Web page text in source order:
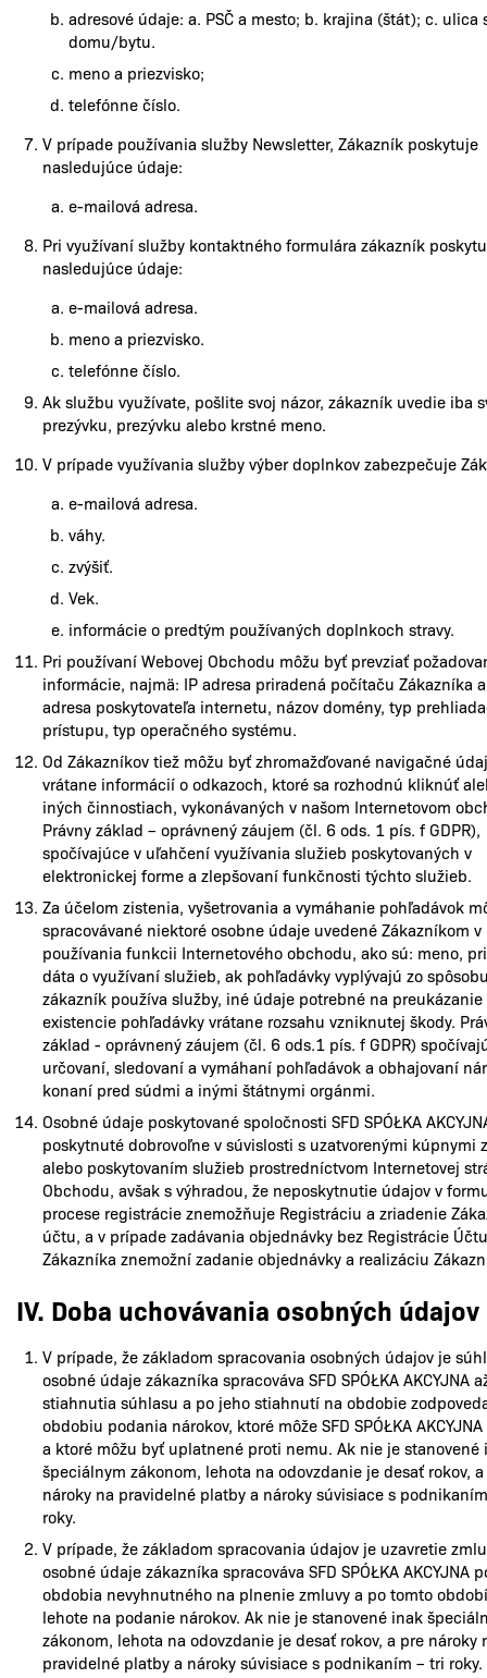
adresové údaje: a. PSČ a mesto; b. krajina (štát); c. ulica
domu/bytu.
meno a priezvisko;
telefónne číslo.
V prípade používania služby Newsletter, Zákazník poskytuje
nasledujúce údaje:
e-mailová adresa.
Pri využívaní služby kontaktného formulára zákazník
nasledujúce údaje:
e-mailová adresa.
meno a priezvisko.
telefónne číslo.
Ak službu využívate, pošlite svoj názor, zákazník uvedie iba
prezývku, prezývku alebo krstné meno.
V prípade využívania služby výber doplnkov zabezpečuje
e-mailová adresa.
váhy.
zvýšiť.
Vek.
informácie o predtým používaných doplnkoch stravy.
Pri používaní Webovej Obchodu môžu byť prevziať
informácie, najmä: IP adresa priradená počítaču Zákazníka
adresa poskytovateľa internetu, názov domény, typ
prístupu, typ operačného systému.
Od Zákazníkov tiež môžu byť zhromažďované navigačné
vrátane informácií o odkazoch, ktoré sa rozhodnú kliknúť
iných činnostiach, vykonávaných v našom Internetovom
Právny základ – oprávnený záujem (čl. 6 ods. 1 pís. f GDPR),
spočívajúce v uľahčení využívania služieb poskytovaných v
elektronickej forme a zlepšovaní funkčnosti týchto služieb.
Za účelom zistenia, vyšetrovania a vymáhanie pohľadávok
spracovávané niektoré osobne údaje uvedené Zákazníkom
používania funkcii Internetového obchodu, ako sú: meno,
dáta o využívaní služieb, ak pohľadávky vyplývajú zo
zákazník používa služby, iné údaje potrebné na preukázanie
existencie pohľadávky vrátane rozsahu vzniknutej škody.
základ - oprávnený záujem (čl. 6 ods.1 pís. f GDPR)
určovaní, sledovaní a vymáhaní pohľadávok a obhajovaní
konaní pred súdmi a inými štátnymi orgánmi.
Osobné údaje poskytované spoločnosti SFD SPÓŁKA
poskytnuté dobrovoľne v súvislosti s uzatvorenými kúpnymi
alebo poskytovaním služieb prostredníctvom Internetovej
Obchodu, avšak s výhradou, že neposkytnutie údajov v
procese registrácie znemožňuje Registráciu a zriadenie
účtu, a v prípade zadávania objednávky bez Registrácie Účtu
Zákazníka znemožní zadanie objednávky a realizáciu
IV. Doba uchovávania osobných údajov
V prípade, že základom spracovania osobných údajov je
osobné údaje zákazníka spracováva SFD SPÓŁKA AKCYJNA
stiahnutia súhlasu a po jeho stiahnutí na obdobie
obdobiu podania nárokov, ktoré môže SFD SPÓŁKA
a ktoré môžu byť uplatnené proti nemu. Ak nie je stanovené
špeciálnym zákonom, lehota na odovzdanie je desať rokov,
nároky na pravidelné platby a nároky súvisiace s
roky.
V prípade, že základom spracovania údajov je uzavretie
osobné údaje zákazníka spracováva SFD SPÓŁKA AKCYJNA
obdobia nevyhnutného na plnenie zmluvy a po tomto
lehote na podanie nárokov. Ak nie je stanovené inak
zákonom, lehota na odovzdanie je desať rokov, a pre nároky
pravidelné platby a nároky súvisiace s podnikaním – tri roky.